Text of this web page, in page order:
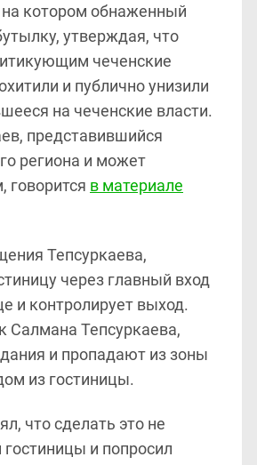
на котором обнаженный
утверждая, что
чеченские
и публично унизили
на чеченские власти.
представившийся
региона и может
говорится в материале
Тепсуркаева,
через главный вход
и контролирует выход.
Салмана Тепсуркаева,
и пропадают из зоны
из гостиницы.
что сделать это не
гостиницы и попросил